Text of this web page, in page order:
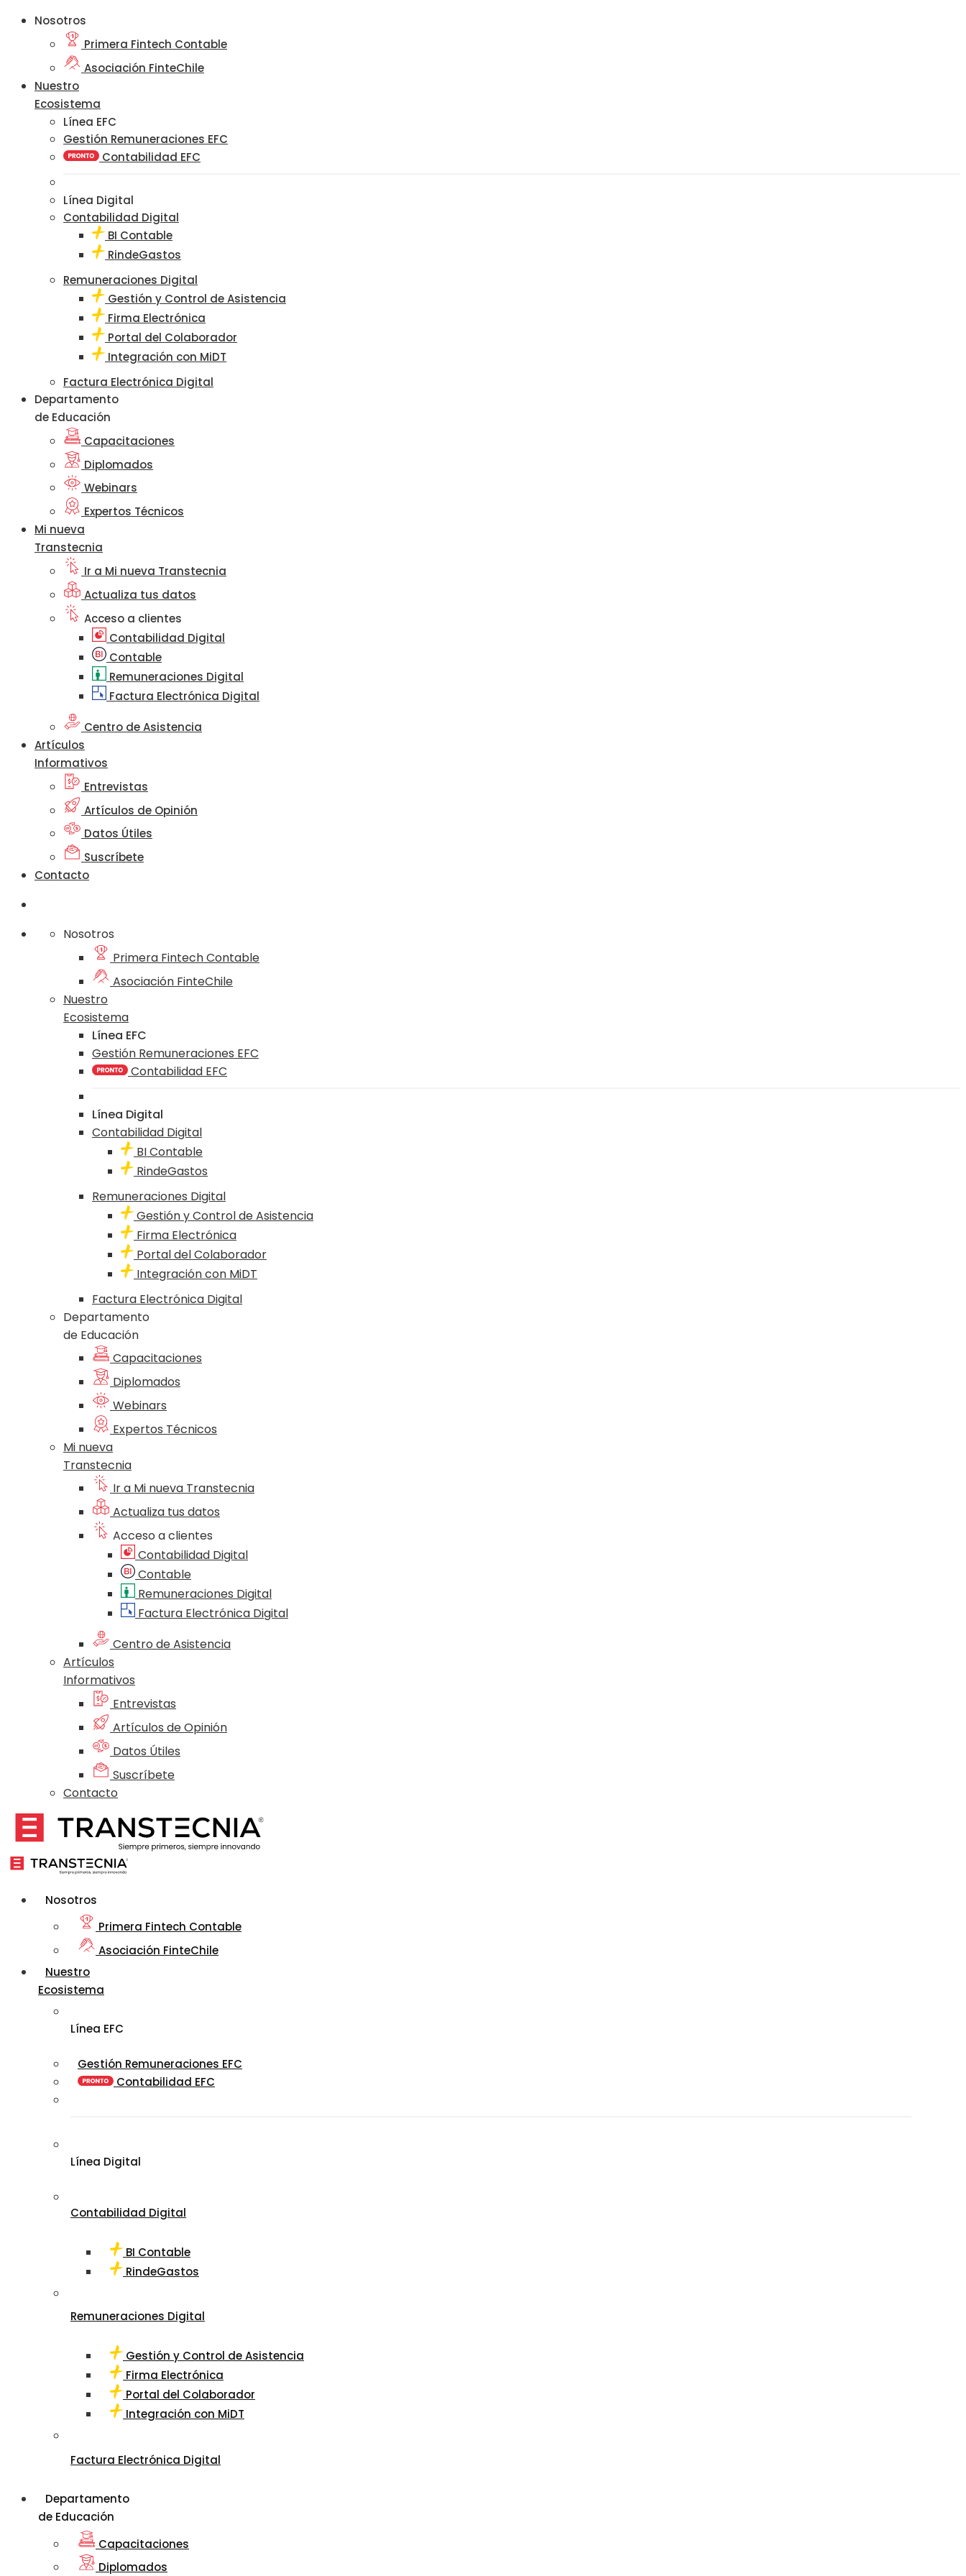
Nosotros
Primera Fintech Contable
Asociación FinteChile
Nuestro
Ecosistema
Línea EFC
Gestión Remuneraciones EFC
Contabilidad EFC
Línea Digital
Contabilidad Digital
BI Contable
RindeGastos
Remuneraciones Digital
Gestión y Control de Asistencia
Firma Electrónica
Portal del Colaborador
Integración con MiDT
Factura Electrónica Digital
Departamento
de Educación
Capacitaciones
Diplomados
Webinars
Expertos Técnicos
Mi nueva
Transtecnia
Ir a Mi nueva Transtecnia
Actualiza tus datos
Acceso a clientes
Contabilidad Digital
Contable
Remuneraciones Digital
Factura Electrónica Digital
Centro de Asistencia
Artículos
Informativos
Entrevistas
Artículos de Opinión
Datos Útiles
Suscríbete
Contacto
Nosotros
Primera Fintech Contable
Asociación FinteChile
Nuestro
Ecosistema
Línea EFC
Gestión Remuneraciones EFC
Contabilidad EFC
Línea Digital
Contabilidad Digital
BI Contable
RindeGastos
Remuneraciones Digital
Gestión y Control de Asistencia
Firma Electrónica
Portal del Colaborador
Integración con MiDT
Factura Electrónica Digital
Departamento
de Educación
Capacitaciones
Diplomados
Webinars
Expertos Técnicos
Mi nueva
Transtecnia
Ir a Mi nueva Transtecnia
Actualiza tus datos
Acceso a clientes
Contabilidad Digital
Contable
Remuneraciones Digital
Factura Electrónica Digital
Centro de Asistencia
Artículos
Informativos
Entrevistas
Artículos de Opinión
Datos Útiles
Suscríbete
Contacto
Nosotros
Primera Fintech Contable
Asociación FinteChile
Nuestro
Ecosistema
Línea EFC
Gestión Remuneraciones EFC
Contabilidad EFC
Línea Digital
Contabilidad Digital
BI Contable
RindeGastos
Remuneraciones Digital
Gestión y Control de Asistencia
Firma Electrónica
Portal del Colaborador
Integración con MiDT
Factura Electrónica Digital
Departamento
de Educación
Capacitaciones
Diplomados